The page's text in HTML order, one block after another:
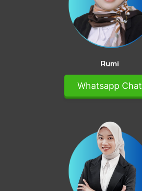
Rumi
Whatsapp Chat